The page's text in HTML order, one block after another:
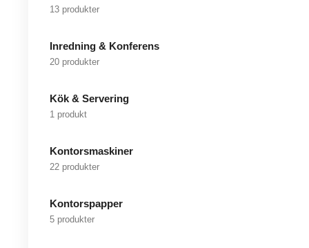
13 produkter
Inredning & Konferens
20 produkter
Kök & Servering
1 produkt
Kontorsmaskiner
22 produkter
Kontorspapper
5 produkter